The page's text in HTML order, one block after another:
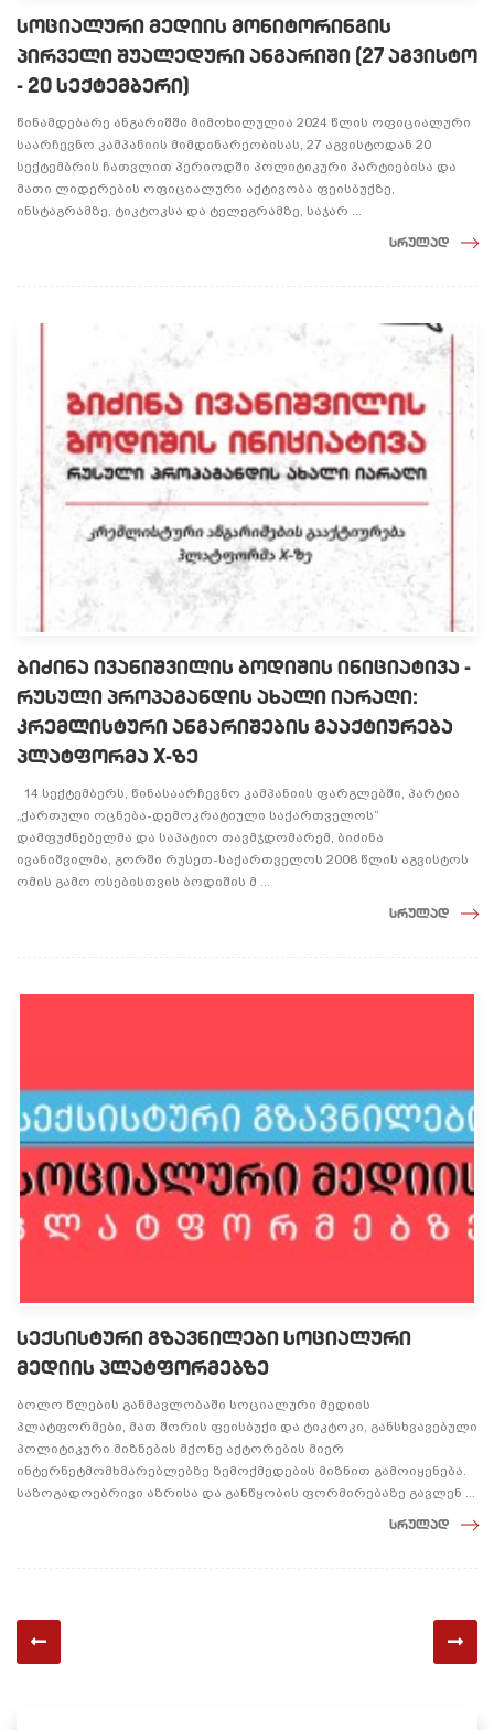
სოციალური მედიის მონიტორინგის
პირველი შუალედური ანგარიში (27 აგვისტო
- 20 სექტემბერი)
წინამდებარე ანგარიშში მიმოხილულია 2024 წლის ოფიციალური
საარჩევნო კამპანიის მიმდინარეობისას, 27 აგვისტოდან 20
სექტემბრის ჩათვლით პერიოდში პოლიტიკური პარტიებისა და
მათი ლიდერების ოფიციალური აქტივობა ფეისბუქზე,
ინსტაგრამზე, ტიკტოკსა და ტელეგრამზე, საჯარ ...
სრულად
ბიძინა ივანიშვილის ბოდიშის ინიციატივა -
რუსული პროპაგანდის ახალი იარაღი:
კრემლისტური ანგარიშების გააქტიურება
პლატფორმა X-ზე
14 სექტემბერს, წინასაარჩევნო კამპანიის ფარგლებში, პარტია
„ქართული ოცნება-დემოკრატიული საქართველოს“
დამფუძნებელმა და საპატიო თავმჯდომარემ, ბიძინა
ივანიშვილმა, გორში რუსეთ-საქართველოს 2008 წლის აგვისტოს
ომის გამო ოსებისთვის ბოდიშის მ ...
სრულად
სექსისტური გზავნილები სოციალური
მედიის პლატფორმებზე
ბოლო წლების განმავლობაში სოციალური მედიის
პლატფორმები, მათ შორის ფეისბუქი და ტიკტოკი, განსხვავებული
პოლიტიკური მიზნების მქონე აქტორების მიერ
ინტერნეტმომხმარებლებზე ზემოქმედების მიზნით გამოიყენება.
საზოგადოებრივი აზრისა და განწყობის ფორმირებაზე გავლენ ...
სრულად